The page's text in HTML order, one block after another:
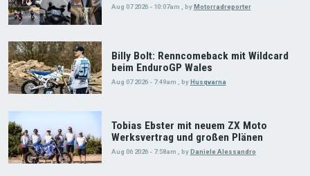
Aug 07 2026 - 10:07am byMotorradreporter
Billy Bolt: Renncomeback mit Wildcard
beim EnduroGP Wales
Aug 07 2026 - 7:49am , by Husqvarna
Tobias Ebster mit neuem ZX Moto
Werksvertrag und großen Plänen
Aug 06 2026 - 7:58am byDaniele Alessandro